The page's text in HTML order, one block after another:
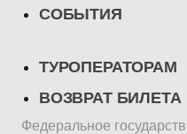
СОБЫТИЯ
ТУРОПЕРАТОРАМ
ВОЗВРАТ БИЛЕТА
Федеральное